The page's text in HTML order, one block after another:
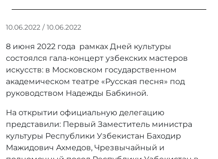
10.06.2022 / 10.06.2022
т
о
р
r
a
d
m
i
8 июня 2022 года рамках Дней культуры
состоялся гала-концерт узбекских мастеров
искусств: в Московском государственном
академическом театре «Русская песня» под
руководством Надежды Бабкиной.
На открытии официальную делегацию
представили: Первый Заместитель министра
культуры Республики Узбекистан Баходир
Мажидович Ахмедов, Чрезвычайный и